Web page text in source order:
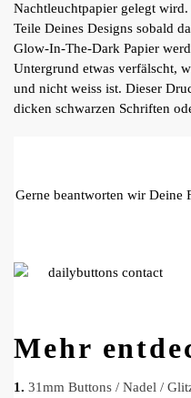
Nachtleuchtpapier gelegt
Teile Deines Designs sobald
Glow-In-The-Dark Papier
Untergrund etwas verfälscht,
und nicht weiss ist. Dieser
dicken schwarzen Schriften
Gerne beantworten wir Deine
Mehr
1. 31mm Buttons / Nadel /